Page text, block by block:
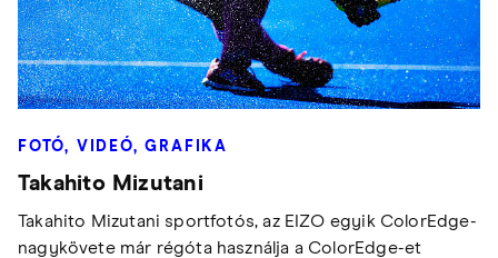
FOTÓ, VIDEÓ, GRAFIKA
Takahito Mizutani
Takahito Mizutani sportfotós, az EIZO egyik ColorEdge-
nagykövete már régóta használja a ColorEdge-et